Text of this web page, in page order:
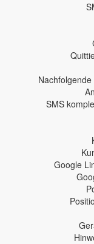
SMS
Google